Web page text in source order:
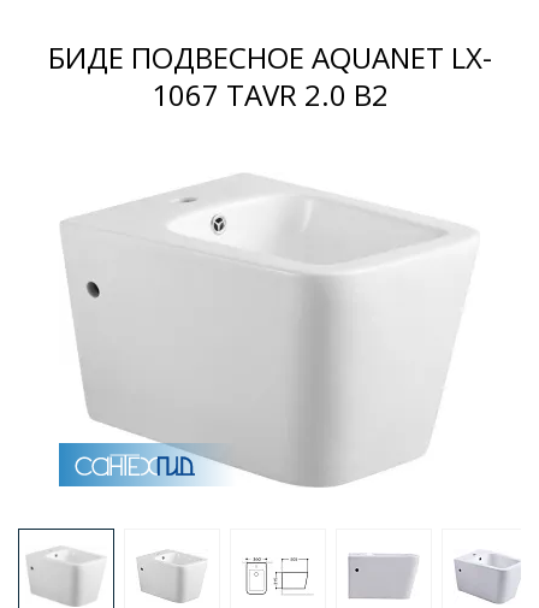
Мебель для ванных комнат
Кухонные мойки
Душевые кабины
Полотенцесушители
Аксессуары для ванных комнат
Зеркала
БИДЕ ПОДВЕСНОЕ AQUANET LX-
1067 TAVR 2.0 B2